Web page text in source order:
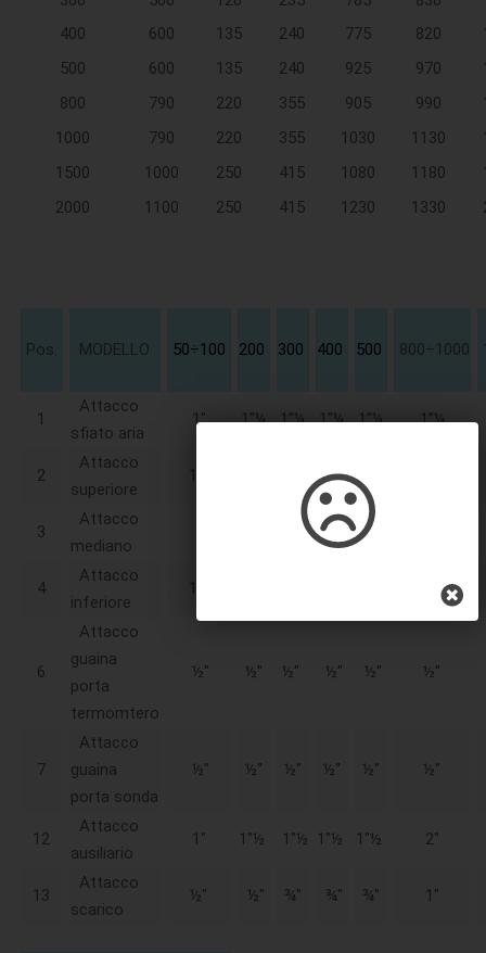
400
600 135 240 775 820
500
600 135 240 925 970
800
790 220 355 905 990
1000
790 220 355 1030 1130
1500
1000 250 415 1080 1180
2000
1100 250 415 1230 1330
Pos. MODELLO 50÷100 200 300 400 500 800÷1000
1
Attacco
sfiato aria
1" 1”¼ 1”¼ 1”¼ 1”¼ 1”¼
2
Attacco
superiore
1”¼ 2"½ 2"½
3
Attacco
mediano
- 2"½
4
Attacco
inferiore
1”¼
6
Attacco
guaina
porta
termomtero
½" ½" ½" ½" ½" ½"
7
Attacco
guaina
porta sonda
½" ½" ½" ½" ½" ½"
12
Attacco
ausiliario
1" 1"½ 1"½ 1"½ 1"½ 2"
13
Attacco
scarico
½" ½" ¾" ¾" ¾" 1"